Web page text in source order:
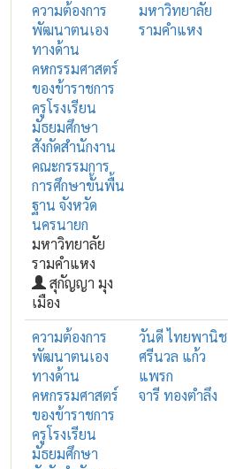
ความต้องการ
พัฒนาตนเอง
ทางด้าน
คหกรรมศาสตร์
ของข้าราชการ
ครูโรงเรียน
มัธยมศึกษา
สังกัดสำนักงาน
คณะกรรมการ
การศึกษาขั้นพื้น
ฐาน จังหวัด
นครนายก
มหาวิทยาลัย
รามคำแหง
สุกัญญา มุง
เมือง
มหาวิทยาลัย
รามคำแหง
ความต้องการ
พัฒนาตนเอง
ทางด้าน
คหกรรมศาสตร์
ของข้าราชการ
ครูโรงเรียน
มัธยมศึกษา
วันดี ไทยพานิช
ศรีนวล แก้ว
แพรก
จารี ทองตำลึง